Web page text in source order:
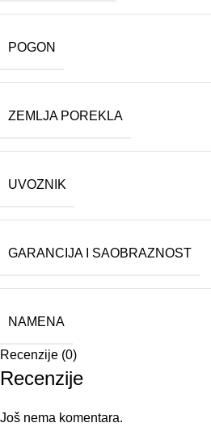
POGON
ZEMLJA POREKLA
UVOZNIK
GARANCIJA I SAOBRAZNOST
NAMENA
Recenzije (0)
Recenzije
Još nema komentara.